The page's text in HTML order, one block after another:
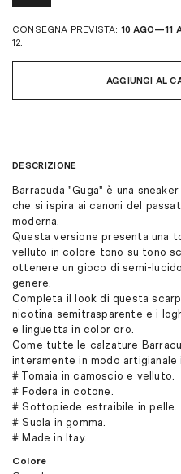
CONSEGNA PREVISTA: 10 AGO—11
12.
AGGIUNGI AL
DESCRIZIONE
Barracuda "Guga" è una
che si ispira ai canoni del
moderna.
Questa versione presenta una
velluto in colore tono su tono
ottenere un gioco di semi-
genere.
Completa il look di questa
nicotina semitrasparente e i
e linguetta in color oro.
Come tutte le calzature
interamente in modo artigianale
# Tomaia in camoscio e velluto.
# Fodera in cotone.
# Sottopiede estraibile in pelle.
# Suola in gomma.
# Made in Itay.
Colore